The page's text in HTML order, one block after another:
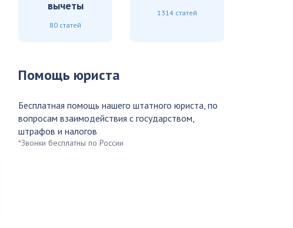
вычеты
80 статей
1314 статей
Помощь юриста
Бесплатная помощь нашего штатного юриста, по
вопросам взаимодействия с государством,
штрафов и налогов
*Звонки бесплатны по России